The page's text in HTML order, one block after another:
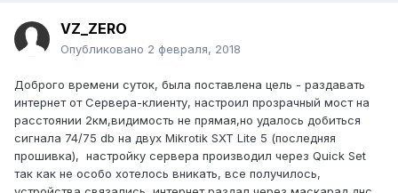
VZ_ZERO
Опубликовано 2 февраля, 2018
Доброго времени суток, была поставлена цель - раздавать
интернет от Сервера-клиенту, настроил прозрачный мост на
расстоянии 2км,видимость не прямая,но удалось добиться
сигнала 74/75 db на двух Mikrotik SXT Lite 5 (последняя
прошивка), настройку сервера производил через Quick Set
так как не особо хотелось вникать, все получилось,